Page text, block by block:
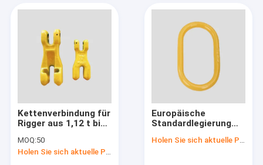
Kettenverbindung für
Rigger aus 1,12 t bis
MOQ:50
Europäische
Standardlegierung
oder rot Aufzug
Holen Sie sich aktuelle Preis